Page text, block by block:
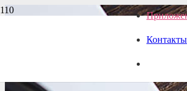
Контакты